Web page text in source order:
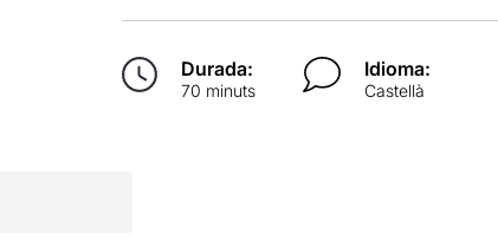
Durada:
70 minuts
Idioma:
Castellà